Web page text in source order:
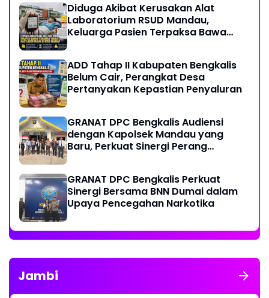
Diduga Akibat Kerusakan Alat
Laboratorium RSUD Mandau,
Keluarga Pasien Terpaksa Bawa
Transfusi Darah
ADD Tahap II Kabupaten Bengkalis
Belum Cair, Perangkat Desa
Pertanyakan Kepastian Penyaluran
GRANAT DPC Bengkalis Audiensi
dengan Kapolsek Mandau yang
Baru, Perkuat Sinergi Perang
GRANAT DPC Bengkalis Perkuat
Sinergi Bersama BNN Dumai dalam
Upaya Pencegahan Narkotika
Jambi